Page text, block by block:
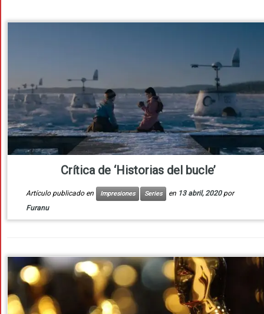
Crítica de ‘Historias del bucle’
Artículo publicado en Impresiones Series en 13 abril, 2020 por
Furanu